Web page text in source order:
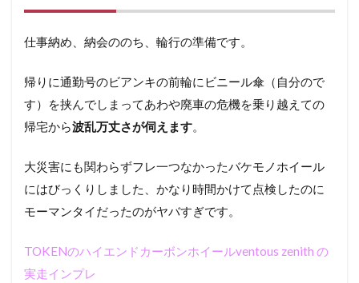
仕事納め、納会ののち、輪行の準備です。
帰りに通勤号のビアンキの前輪にビニール傘（自分ので
す）を挟んでしまってあわや廃車の危機を乗り越えての
帰宅から波乱万丈さが伺えます。
大災害にも関わらずフレ一つなかったバケモノホイール
にはびっくりしました、かなり時間かけて点検したのに
モーマンタイだったのがヤバすぎです。
TOKENのハイエンドカーボンホイールventous zenith の
実走インプレ